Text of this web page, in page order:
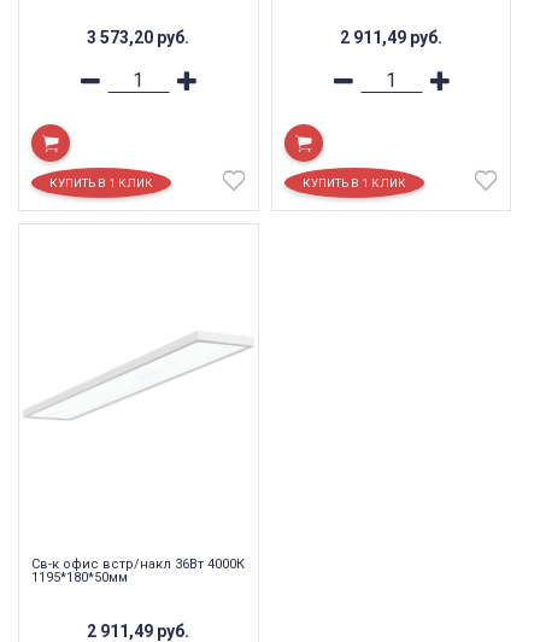
3 573,20 руб. 2 911,49 руб.
Св-к офис встр/накл 36Вт 4000К
1195*180*50мм
2 911,49 руб.